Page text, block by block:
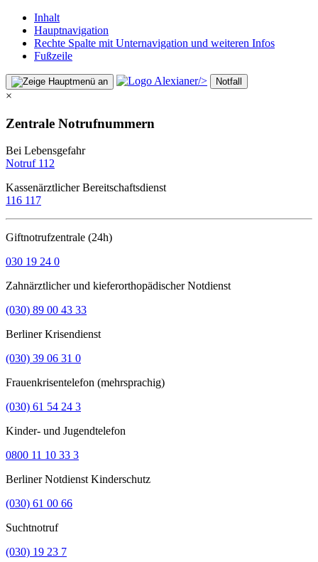
Inhalt
Hauptnavigation
Rechte Spalte mit Unternavigation und weiteren Infos
Fußzeile
/> Notfall
×
Zentrale Notrufnummern
Bei Lebensgefahr
Notruf 112
Kassenärztlicher Bereitschaftsdienst
116 117
Giftnotrufzentrale (24h)
030 19 24 0
Zahnärztlicher und kieferorthopädischer Notdienst
(030) 89 00 43 33
Berliner Krisendienst
(030) 39 06 31 0
Frauenkrisentelefon (mehrsprachig)
(030) 61 54 24 3
Kinder- und Jugendtelefon
0800 11 10 33 3
Berliner Notdienst Kinderschutz
(030) 61 00 66
Suchtnotruf
(030) 19 23 7